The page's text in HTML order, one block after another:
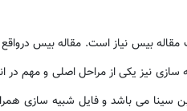
بیس نیاز است. مقاله بیس
سازی نیز یکی از مراحل اصلی و مهم در
سینا می باشد و فایل شبیه سازی